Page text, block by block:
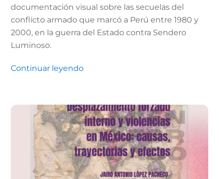
documentación visual sobre las secuelas del
conflicto armado que marcó a Perú entre 1980 y
2000, en la guerra del Estado contra Sendero
Luminoso.
Continuar leyendo